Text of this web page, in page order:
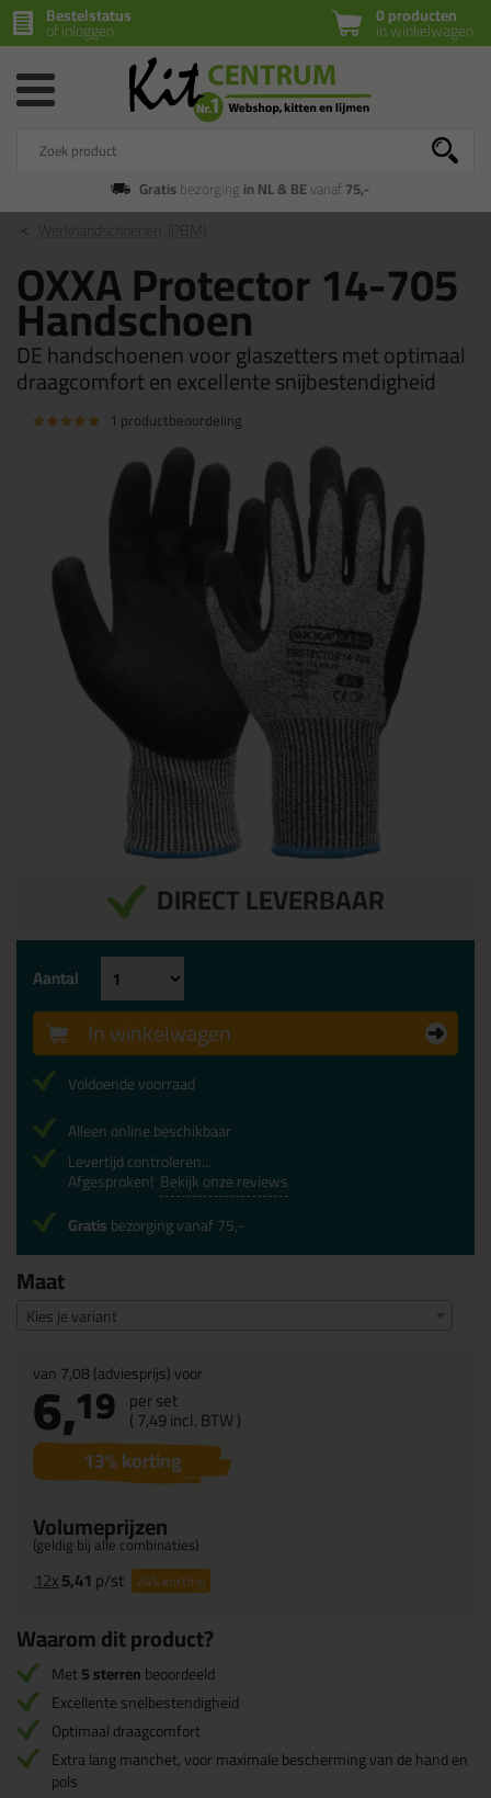
0 producten
in winkelwagen
Bestelstatus
of inloggen
Gratisbezorging in NL & BEvanaf75,-
OXXA Protector 14-705
Handschoen
DE handschoenen voor glaszetters met optimaal
draagcomfort en excellente snijbestendigheid
1 productbeoordeling
DIRECT LEVERBAAR
Maat
Kies je variant
van7,08(adviesprijs) voor
6,19 per set
(7,49incl. BTW )
13% korting
Volumeprijzen
(geldig bij alle combinaties)
12x5,41 p/st 24%korting
Aantal
In winkelwagen
Voldoende voorraad
Alleen online beschikbaar
Levertijd controleren...
Afgesproken! Bekijk onze reviews
Gratisbezorging vanaf 75,-
Waarom dit product?
Met5 sterrenbeoordeeld
Excellente snelbestendigheid
Optimaal draagcomfort
Extra lang manchet, voor maximale bescherming van de hand en
pols